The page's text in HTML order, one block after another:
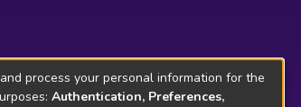
process your personal information for the
Authentication, Preferences,